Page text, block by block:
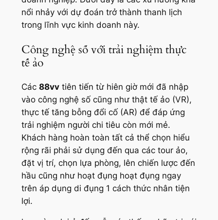
nổi nhảy với dự đoán trở thành thanh lịch
trong lĩnh vực kinh doanh này.
Công nghệ số với trải nghiệm thực
tế ảo
Các 88vvtiên tiến từ hiên giờ mới đã nhập
vào công nghệ số cũng như thật tế ảo (VR),
thực tế tăng bỗng đổi cố (AR) để đáp ứng
trải nghiệm người chi tiêu còn mới mẻ.
Khách hàng hoàn toàn tất cả thể chọn hiểu
rộng rãi phải sử dụng đến qua các tour ảo,
đặt vị trí, chọn lựa phòng, lên chiến lược đến
hầu cũng như hoạt đụng hoạt đụng ngay
trên áp dụng di đụng 1 cách thức nhân tiện
lợi.